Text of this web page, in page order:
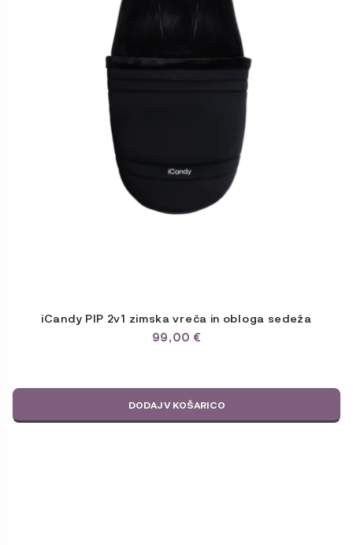
iCandy PIP 2v1 zimska vreča in obloga sedeža
99,00 €
DODAJ V KOŠARICO